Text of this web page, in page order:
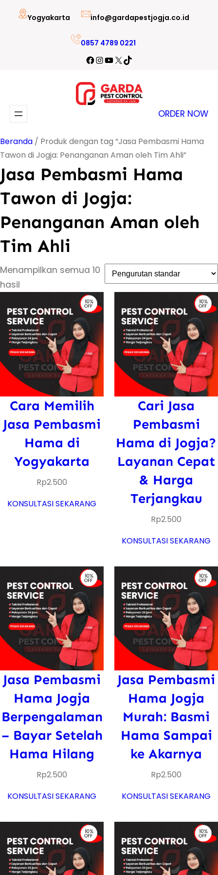
Lewati
Yogyakarta info@gardapestjogja.co.id
0857 4789 0221
Facebook
Instagram
YouTube
X TikTok
ORDER NOW
Beranda / Produk dengan tag “Jasa Pembasmi Hama
Tawon di Jogja: Penanganan Aman oleh Tim Ahli”
Jasa Pembasmi Hama
Tawon di Jogja:
Penanganan Aman oleh
Tim Ahli
Menampilkan semua 10
hasil
Cara Memilih
Jasa Pembasmi
Hama di
Yogyakarta
Rp2.500
KONSULTASI SEKARANG
Cari Jasa
Pembasmi
Hama di Jogja?
Layanan Cepat
& Harga
Terjangkau
Rp2.500
KONSULTASI SEKARANG
Jasa Pembasmi
Hama Jogja
Berpengalaman
– Bayar Setelah
Hama Hilang
Rp2.500
KONSULTASI SEKARANG
Jasa Pembasmi
Hama Jogja
Murah: Basmi
Hama Sampai
ke Akarnya
Rp2.500
KONSULTASI SEKARANG